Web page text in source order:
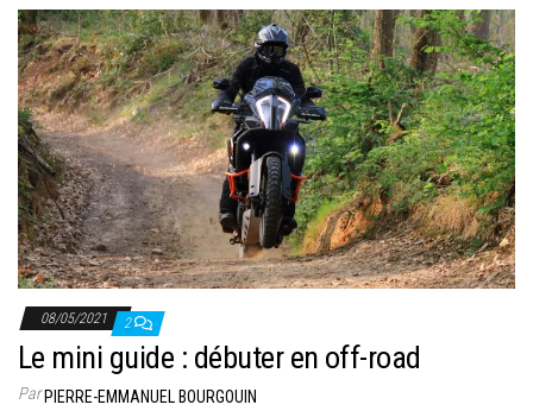
08/05/2021 2
Le mini guide : débuter en off-road
ParPIERRE-EMMANUEL BOURGOUIN